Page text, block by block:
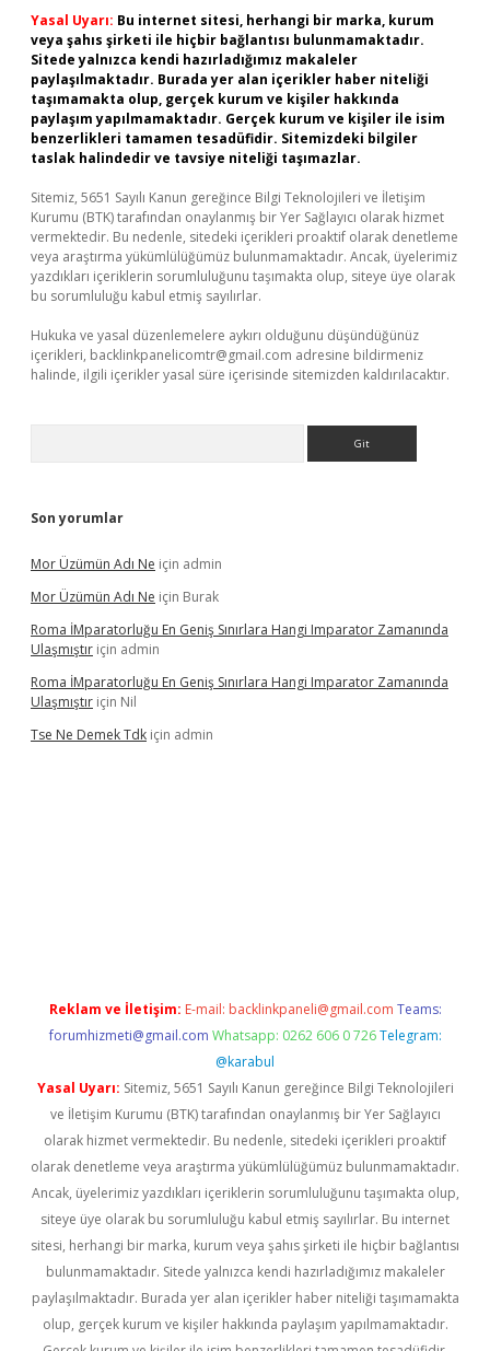
Yasal Uyarı: Bu internet sitesi, herhangi bir marka, kurum
veya şahıs şirketi ile hiçbir bağlantısı bulunmamaktadır.
Sitede yalnızca kendi hazırladığımız makaleler
paylaşılmaktadır. Burada yer alan içerikler haber niteliği
taşımamakta olup, gerçek kurum ve kişiler hakkında
paylaşım yapılmamaktadır. Gerçek kurum ve kişiler ile isim
benzerlikleri tamamen tesadüfidir. Sitemizdeki bilgiler
taslak halindedir ve tavsiye niteliği taşımazlar.
Sitemiz, 5651 Sayılı Kanun gereğince Bilgi Teknolojileri ve İletişim
Kurumu (BTK) tarafından onaylanmış bir Yer Sağlayıcı olarak hizmet
vermektedir. Bu nedenle, sitedeki içerikleri proaktif olarak denetleme
veya araştırma yükümlülüğümüz bulunmamaktadır. Ancak, üyelerimiz
yazdıkları içeriklerin sorumluluğunu taşımakta olup, siteye üye olarak
bu sorumluluğu kabul etmiş sayılırlar.
Hukuka ve yasal düzenlemelere aykırı olduğunu düşündüğünüz
içerikleri, backlinkpanelicomtr@gmail.com adresine bildirmeniz
halinde, ilgili içerikler yasal süre içerisinde sitemizden kaldırılacaktır.
Son yorumlar
Mor Üzümün Adı Ne için admin
Mor Üzümün Adı Ne için Burak
Roma İMparatorluğu En Geniş Sınırlara Hangi Imparator Zamanında
Ulaşmıştır için admin
Roma İMparatorluğu En Geniş Sınırlara Hangi Imparator Zamanında
Ulaşmıştır için Nil
Tse Ne Demek Tdk için admin
Reklam ve İletişim: E-mail: backlinkpaneli@gmail.com Teams:
forumhizmeti@gmail.com Whatsapp: 0262 606 0 726 Telegram:
@karabul
Yasal Uyarı: Sitemiz, 5651 Sayılı Kanun gereğince Bilgi Teknolojileri
ve İletişim Kurumu (BTK) tarafından onaylanmış bir Yer Sağlayıcı
olarak hizmet vermektedir. Bu nedenle, sitedeki içerikleri proaktif
olarak denetleme veya araştırma yükümlülüğümüz bulunmamaktadır.
Ancak, üyelerimiz yazdıkları içeriklerin sorumluluğunu taşımakta olup,
siteye üye olarak bu sorumluluğu kabul etmiş sayılırlar. Bu internet
sitesi, herhangi bir marka, kurum veya şahıs şirketi ile hiçbir bağlantısı
bulunmamaktadır. Sitede yalnızca kendi hazırladığımız makaleler
paylaşılmaktadır. Burada yer alan içerikler haber niteliği taşımamakta
olup, gerçek kurum ve kişiler hakkında paylaşım yapılmamaktadır.